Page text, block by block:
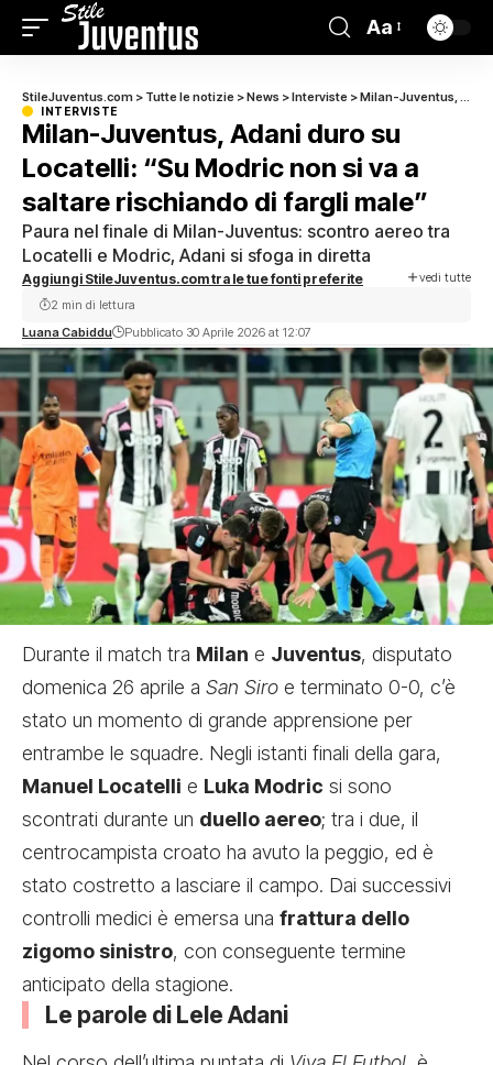
Aa
StileJuventus.com > Tutte le notizie >News >Interviste >Milan-Juventus, Adani duro su Locatelli: “Su Modric non si va a saltare rischiando di fargli male”
INTERVISTE
Milan-Juventus, Adani duro su
Locatelli: “Su Modric non si va a
saltare rischiando di fargli male”
Paura nel finale di Milan-Juventus: scontro aereo tra
Locatelli e Modric, Adani si sfoga in diretta
Aggiungi StileJuventus.com tra le tue fonti preferite vedi tutte
Luana Cabiddu Pubblicato 30 Aprile 2026 at 12:07
2 min di lettura
Durante il match tra Milan e Juventus, disputato
domenica 26 aprile a San Siro e terminato 0-0, c’è
stato un momento di grande apprensione per
entrambe le squadre. Negli istanti finali della gara,
Manuel Locatelli e Luka Modric si sono
scontrati durante un duello aereo; tra i due, il
centrocampista croato ha avuto la peggio, ed è
stato costretto a lasciare il campo. Dai successivi
controlli medici è emersa una frattura dello
zigomo sinistro, con conseguente termine
anticipato della stagione.
Le parole di Lele Adani